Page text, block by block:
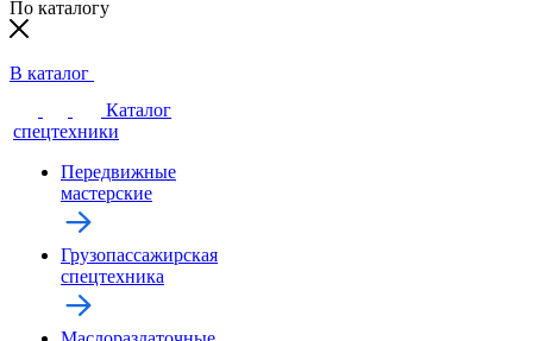
По каталогу
В каталог
Каталог
спецтехники
Передвижные
мастерские
Грузопассажирская
спецтехника